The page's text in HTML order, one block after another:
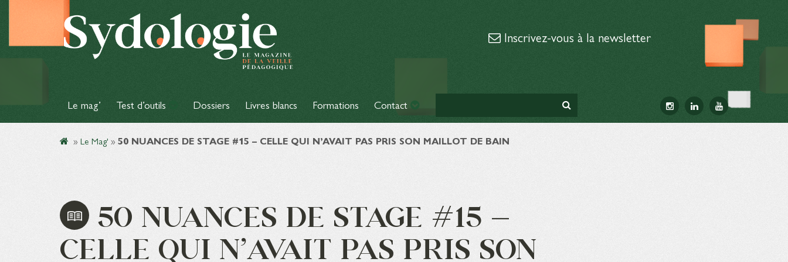
Inscrivez-vous à la newsletter
Le mag’ Test d’outils Dossiers Livres blancs Formations Contact
» Le Mag' » 50 NUANCES DE STAGE #15 – CELLE QUI N’AVAIT PAS PRIS SON MAILLOT DE BAIN
50 NUANCES DE STAGE #15 –
CELLE QUI N’AVAIT PAS PRIS SON